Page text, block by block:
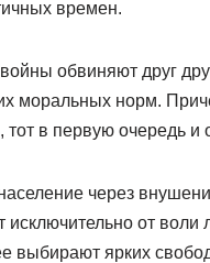
времен.
обвиняют друг
моральных норм.
в первую очередь и
через
от
выбирают ярких